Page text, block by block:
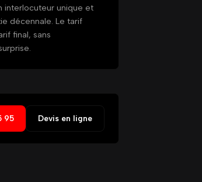
interlocuteur unique et
décennale. Le tarif
final, sans
95 Devis en ligne